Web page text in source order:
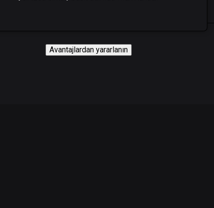
Avantajlardan yararlanın